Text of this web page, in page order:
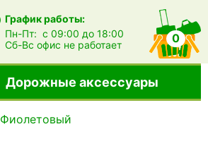
График работы:
Пн-Пт:с 09:00 до 18:00
Сб-Всофис не работает 0
Дорожные аксессуары
Фиолетовый